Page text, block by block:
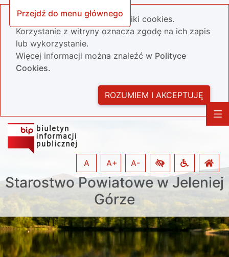
Przejdź do menu głównego
Nasza strona wykorzystuje pliki cookies.
Korzystanie z witryny oznacza zgodę na ich zapis
lub wykorzystanie.
Więcej informacji można znaleźć w Polityce
Cookies.
ROZUMIEM I AKCEPTUJĘ
Starostwo Powiatowe w Jeleniej
Górze
A A+ A-